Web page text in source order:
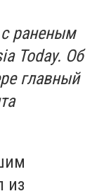
раненым
Today. Об
главный
из